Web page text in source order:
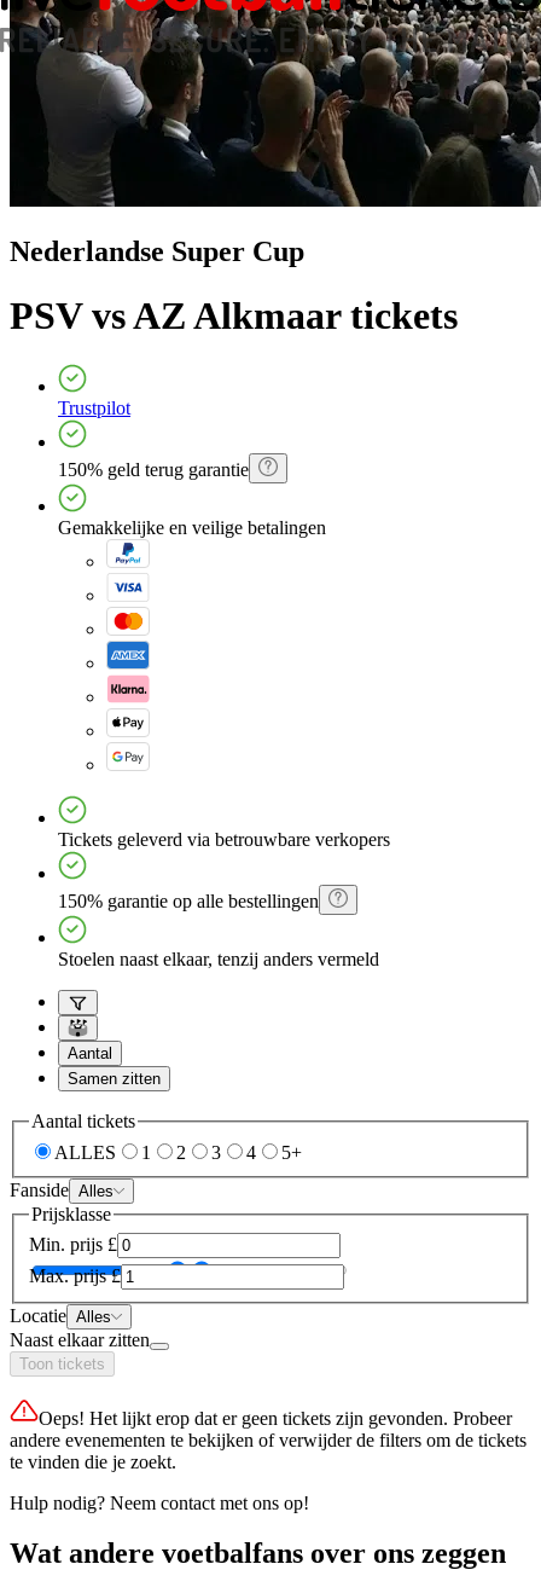
Nederlandse Super Cup
PSV vs AZ Alkmaar tickets
Trustpilot
150% geld terug garantie
Gemakkelijke en veilige betalingen
Tickets geleverd via betrouwbare verkopers
150% garantie op alle bestellingen
Stoelen naast elkaar, tenzij anders vermeld
Aantal
Samen zitten
Aantal tickets
ALLES
1 2 3 4
5+
Fanside Alles
Prijsklasse
Min. prijs £
Max. prijs £
Locatie Alles
Naast elkaar zitten
Toon tickets
Oeps! Het lijkt erop dat er geen tickets zijn gevonden. Probeer
andere evenementen te bekijken of verwijder de filters om de tickets
te vinden die je zoekt.
Hulp nodig? Neem contact met ons op!
Wat andere voetbalfans over ons zeggen